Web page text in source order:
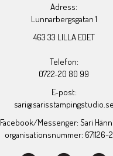
Adress:
Lunnarbergsgatan 1
463 33 LILLA EDET
Telefon:
0722-20 80 99
E-post:
sari@sarisstampingstudio.se
Facebook/Messenger: Sari
organisationsnummer: 671126-